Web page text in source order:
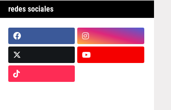
redes sociales